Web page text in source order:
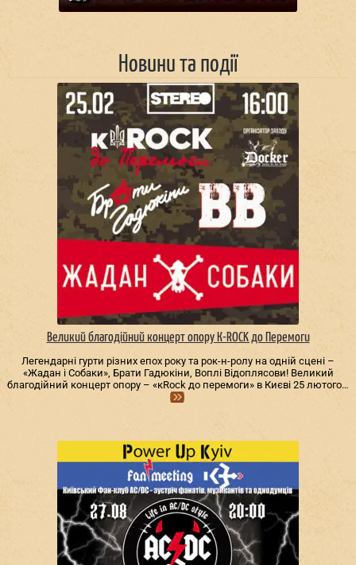
Новини та події
Великий благодійний концерт опору К-ROCK до Перемоги
Легендарні гурти різних епох року та рок-н-ролу на одній сцені –
«Жадан і Собаки», Брати Гадюкіни, Воплі Відоплясови! Великий
благодійний концерт опору – «кRock до перемоги» в Києві 25 лютого…